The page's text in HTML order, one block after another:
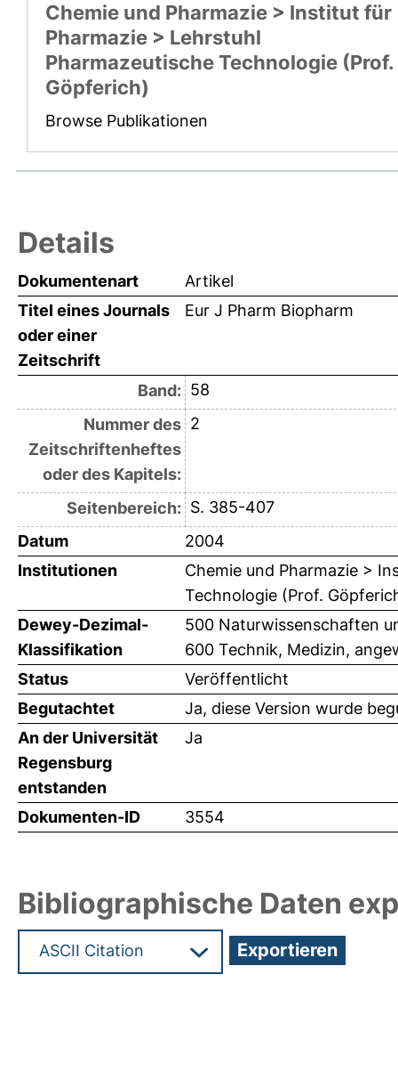
Chemie und Pharmazie > Institut für
Pharmazie > Lehrstuhl
Pharmazeutische Technologie (Prof.
Göpferich)
Browse Publikationen
Details
Dokumentenart
Artikel
Titel eines Journals
oder einer
Zeitschrift
Eur J Pharm Biopharm
Band: 58
Nummer des
Zeitschriftenheftes
oder des Kapitels:
2
Seitenbereich: S. 385-407
Datum
2004
Institutionen
Chemie und Pharmazie >
Technologie (Prof.
Dewey-Dezimal-
Klassifikation
500 Naturwissenschaften
600 Technik, Medizin,
Status
Veröffentlicht
Begutachtet
Ja, diese Version wurde
An der Universität
Regensburg
entstanden
Ja
Dokumenten-ID 3554
Bibliographische Daten